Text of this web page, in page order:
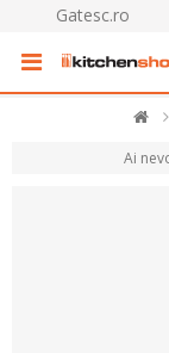
Gatesc.ro
Ai